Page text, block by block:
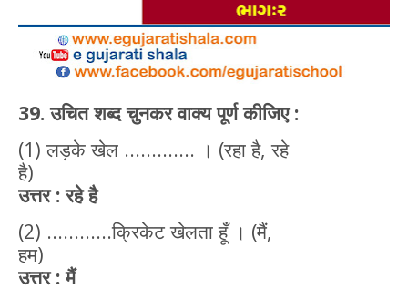
39. उचित शब्द चुनकर वाक्य पूर्ण कीजिए :
(1) लड़के खेल ............. । (रहा है, रहे
है)
उत्तर : रहे है
(2) ............क्रिकेट खेलता हूँ । (मैं,
हम)
उत्तर : मैं